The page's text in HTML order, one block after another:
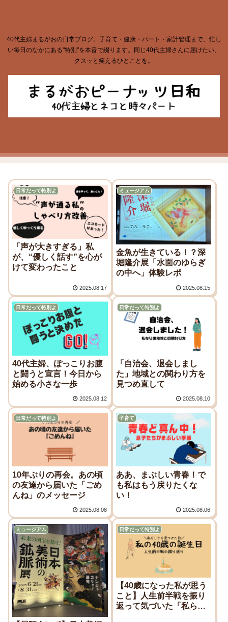
40代主婦まるがおの日常ブログ。子育て・健康・パート・家計管理まで、忙し
い毎日のなかにある"特別"を本音で綴ります。同じ40代主婦さんに届けたい、
クスッと笑えるひとことを。
日常だって特別よ
「声が大きすぎる」私
が、“優しく話す”を心が
けて変わったこと
2025.08.17
ミュージアム
金魚が生きている！？深
堀隆介展「水面のゆらぎ
の中へ」体験レポ
2025.08.15
日常だって特別よ
40代主婦、ぽっこりお腹
と闘うと宣言！今日から
始める小さな一歩
2025.08.12
日常だって特別よ
「自治会、退会しまし
た」地域との関わり方を
見つめ直して
2025.08.10
日常だって特別よ
10年ぶりの再会。あの頃
の友達から届いた「ごめ
んね」のメッセージ
2025.08.08
子育て
ああ、まぶしい青春！で
も私はもう戻りたくな
い！
2025.08.06
ミュージアム 日常だって特別よ
【40歳になった私が思う
こと】人生前半戦を振り
返って気づいた「私らし